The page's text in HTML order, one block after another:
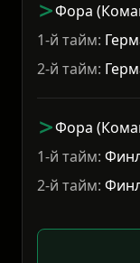
Фора
1-й тайм:
2-й тайм:
Фора
1-й тайм:
2-й тайм: